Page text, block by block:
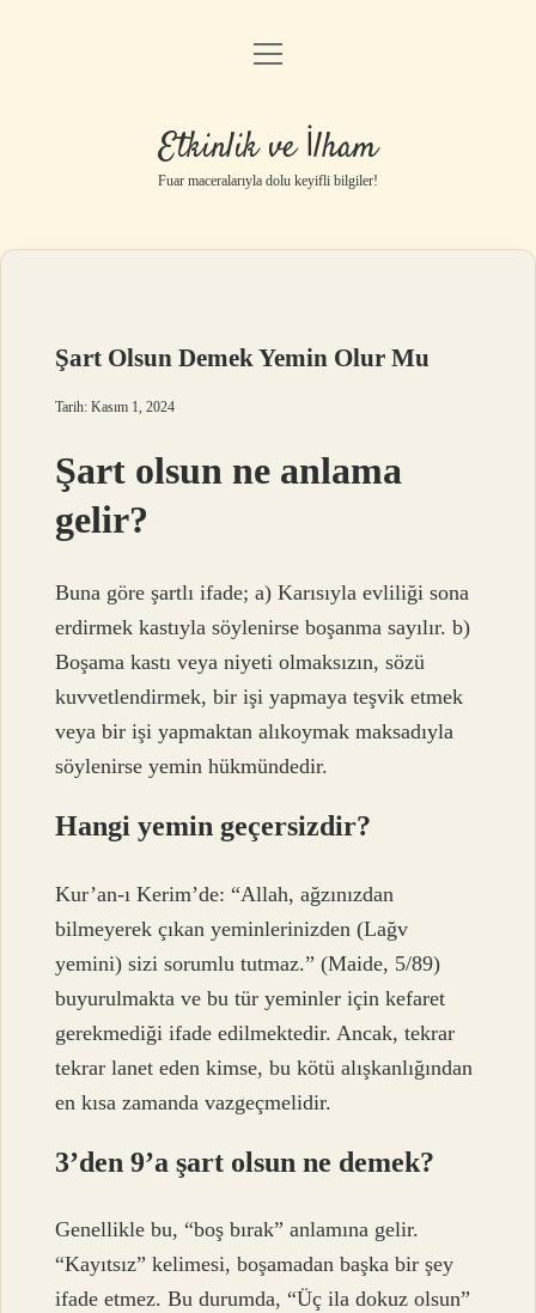
Anasayfa
Gizlilik Politikası
Yasal Uyarı
menüyü
Etkinlik ve İlham
Fuar maceralarıyla dolu keyifli bilgiler!
Şart Olsun Demek Yemin Olur Mu
Tarih: Kasım 1, 2024
Şart olsun ne anlama
gelir?
Buna göre şartlı ifade; a) Karısıyla evliliği sona
erdirmek kastıyla söylenirse boşanma sayılır. b)
Boşama kastı veya niyeti olmaksızın, sözü
kuvvetlendirmek, bir işi yapmaya teşvik etmek
veya bir işi yapmaktan alıkoymak maksadıyla
söylenirse yemin hükmündedir.
Hangi yemin geçersizdir?
Kur’an-ı Kerim’de: “Allah, ağzınızdan
bilmeyerek çıkan yeminlerinizden (Lağv
yemini) sizi sorumlu tutmaz.” (Maide, 5/89)
buyurulmakta ve bu tür yeminler için kefaret
gerekmediği ifade edilmektedir. Ancak, tekrar
tekrar lanet eden kimse, bu kötü alışkanlığından
en kısa zamanda vazgeçmelidir.
3’den 9’a şart olsun ne demek?
Genellikle bu, “boş bırak” anlamına gelir.
“Kayıtsız” kelimesi, boşamadan başka bir şey
ifade etmez. Bu durumda, “Üç ila dokuz olsun”